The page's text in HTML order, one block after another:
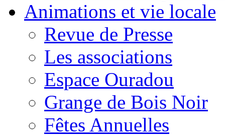
Animations et vie locale
Revue de Presse
Les associations
Espace Ouradou
Grange de Bois Noir
Fêtes Annuelles